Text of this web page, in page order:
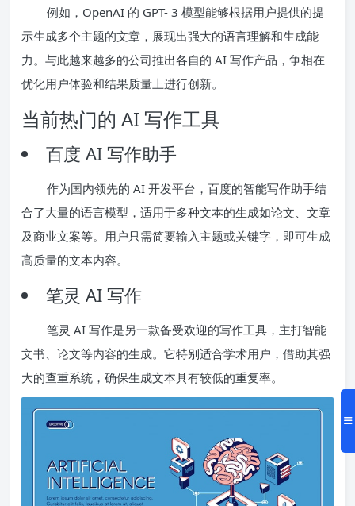
例如，OpenAI 的 GPT- 3 模型能够根据用户提供的提
示生成多个主题的文章，展现出强大的语言理解和生成能
力。与此越来越多的公司推出各自的 AI 写作产品，争相在
优化用户体验和结果质量上进行创新。
当前热门的 AI 写作工具
百度 AI 写作助手
作为国内领先的 AI 开发平台，百度的智能写作助手结
合了大量的语言模型，适用于多种文本的生成如论文、文章
及商业文案等。用户只需简要输入主题或关键字，即可生成
高质量的文本内容。
笔灵 AI 写作
笔灵 AI 写作是另一款备受欢迎的写作工具，主打智能
文书、论文等内容的生成。它特别适合学术用户，借助其强
大的查重系统，确保生成文本具有较低的重复率。